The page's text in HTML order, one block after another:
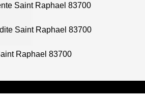
Saint Raphael 83700
Saint Raphael 83700
Raphael 83700